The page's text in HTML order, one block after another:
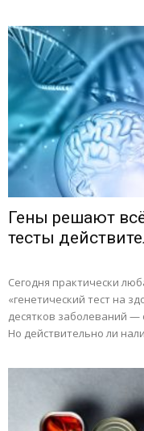
Гены решают
тесты
Сегодня практически
«генетический тест на
десятков заболеваний —
Но действительно ли